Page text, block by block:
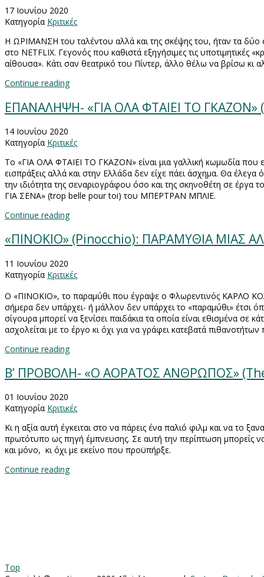
17 Ιουνίου 2020
Κατηγορία Κριτικές
Η ΩΡΙΜΑΝΣΗ του ταλέντου αλλά και της σκέψης του, ήταν τα δύο
στο NETFLIX. Γεγονός που καθιστά εξηγήσιμες τις υποτιμητικές
αίθουσα». Κάτι σαν θεατρικό του Πίντερ, άλλο θέλω να βρίσω κι
Continue reading
ΕΠΑΝΑΛΗΨΗ- «ΓΙΑ ΟΛΑ ΦΤΑΙEI ΤΟ ΓΚΑΖΟΝ»
14 Ιουνίου 2020
Κατηγορία Κριτικές
Το «ΓΙΑ ΟΛΑ ΦΤΑΙΕΙ ΤΟ ΓΚΑΖΟΝ» είναι μια γαλλική κωμωδία που
εισπράξεις αλλά και στην Ελλάδα δεν είχε πάει άσχημα. Θα
την ιδιότητα της σεναριογράφου όσο και της σκηνοθέτη σε
ΓΙΑ ΣΕΝΑ» (trop belle pour toi) του ΜΠΕΡΤΡΑΝ ΜΠΛΙΕ.
Continue reading
«ΠΙΝΟΚΙΟ» (Pinocchio): ΠΑΡΑΜΥΘΙΑ ΜΙΑΣ
11 Ιουνίου 2020
Κατηγορία Κριτικές
Ο «ΠΙΝΟΚΙΟ», το παραμύθι που έγραψε ο Φλωρεντινός ΚΑΡΛΟ
σήμερα δεν υπάρχει- ή μάλλον δεν υπάρχει το «παραμύθι» έτσι
σίγουρα μπορεί να ξενίσει παιδάκια τα οποία είναι εθισμένα σε
ασχολείται με το έργο κι όχι για να γράφει κατεβατά
Continue reading
B’ ΠΡΟΒΟΛΗ- «Ο ΑΟΡΑΤΟΣ ΑΝΘΡΩΠΟΣ»
01 Ιουνίου 2020
Κατηγορία Κριτικές
Κι η αξία αυτή έγκειται στο να πάρεις ένα παλιό φιλμ και να το
πρωτότυπο ως πηγή έμπνευσης. Σε αυτή την περίπτωση μπορείς
και μόνο, κι όχι με εκείνο που προϋπήρξε.
Continue reading
Top